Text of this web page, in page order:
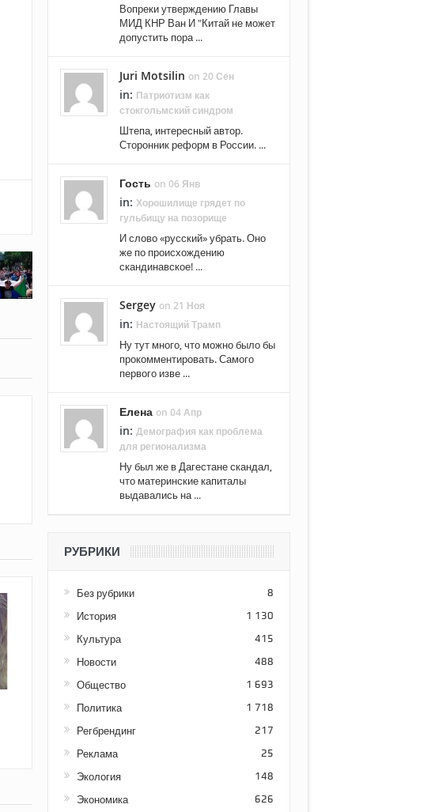
Вопреки утверждению Главы
МИД КНР Ван И "Китай не может
допустить пора ...
Juri Motsilin on 20 Сен
in: Патриотизм как
стокгольмский синдром
Штепа, интересный автор.
Сторонник реформ в России. ...
Гость on 06 Янв
in: Хорошилище грядет по
гульбищу на позорище
И слово «русский» убрать. Оно
же по происхождению
скандинавское! ...
Sergey on 21 Ноя
in: Настоящий Трамп
Ну тут много, что можно было бы
прокомментировать. Самого
первого изве ...
Елена on 04 Апр
in: Демография как проблема
для регионализма
Ну был же в Дагестане скандал,
что материнские капиталы
выдавались на ...
РУБРИКИ
Без рубрики 8
История 1 130
Культура 415
Новости 488
Общество 1 693
Политика 1 718
Регбрендинг 217
Реклама 25
Экология 148
Экономика 626